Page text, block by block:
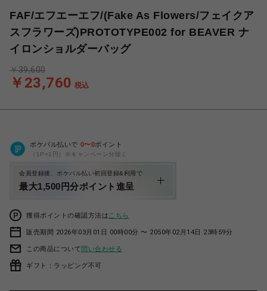
FAF/エフエーエフ/(Fake As Flowers/フェイクア
スフラワーズ)PROTOTYPE002 for BEAVER ナ
イロンショルダーバッグ
￥23,760 税込
￥39,600
ポケパル払いで 0〜0ポイント
（1P=1円）※キャンペーン分除く
会員登録後、ポケパル払い初回登録&利用で
最大1,500円分ポイント進呈
獲得ポイントの確認方法は こちら
販売期間 2026年03月01日 00時00分 〜 2050年02月14日 23時59分
この商品について問い合わせる
ギフト：ラッピング不可